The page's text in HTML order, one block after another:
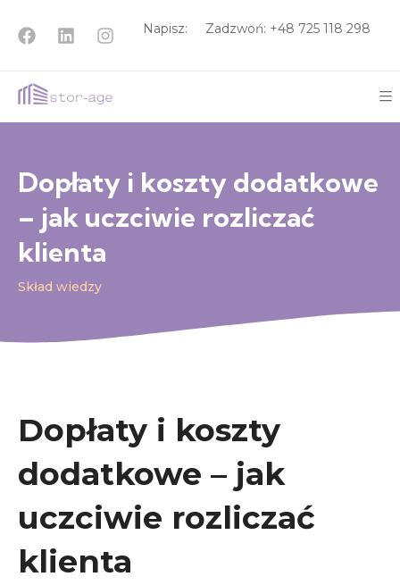
Napisz: Zadzwoń: +48 725 118 298
Dopłaty i koszty dodatkowe
– jak uczciwie rozliczać
klienta
Skład wiedzy
Dopłaty i koszty
dodatkowe – jak
uczciwie rozliczać
klienta